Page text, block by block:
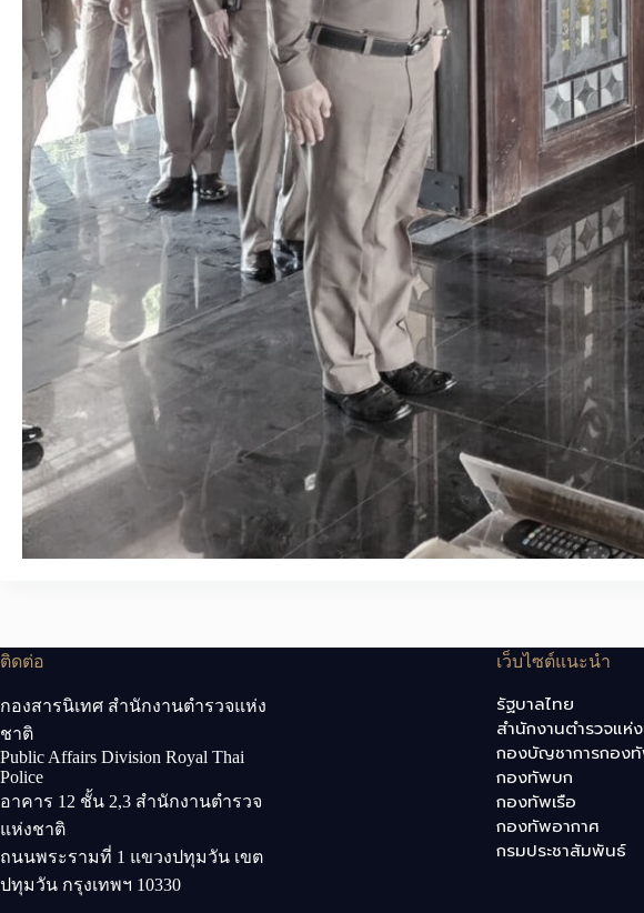
ติดต่อ
กองสารนิเทศ สำนักงานตำรวจแห่ง
ชาติ
Public Affairs Division Royal Thai
Police
อาคาร 12 ชั้น 2,3 สำนักงานตำรวจ
แห่งชาติ
ถนนพระรามที่ 1 แขวงปทุมวัน เขต
ปทุมวัน กรุงเทพฯ 10330
เว็บไซต์แนะนำ
รัฐบาลไทย
สำนักงานตำรวจแห่
กองบัญชาการกอง
กองทัพบก
กองทัพเรือ
กองทัพอากาศ
กรมประชาสัมพันธ์